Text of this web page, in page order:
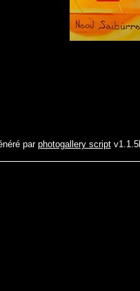
par photogallery script